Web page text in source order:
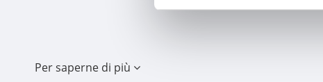
Per saperne di più